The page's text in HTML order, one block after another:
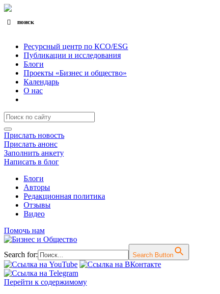
поиск
Ресурсный центр по КСО/ESG
Публикации и исследования
Блоги
Проекты «Бизнес и общество»
Календарь
О нас
Прислать новость
Прислать анонс
Заполнить анкету
Написать в блог
Блоги
Авторы
Редакционная политика
Отзывы
Видео
Помочь нам
Search for: Search Button
Перейти к содержимому